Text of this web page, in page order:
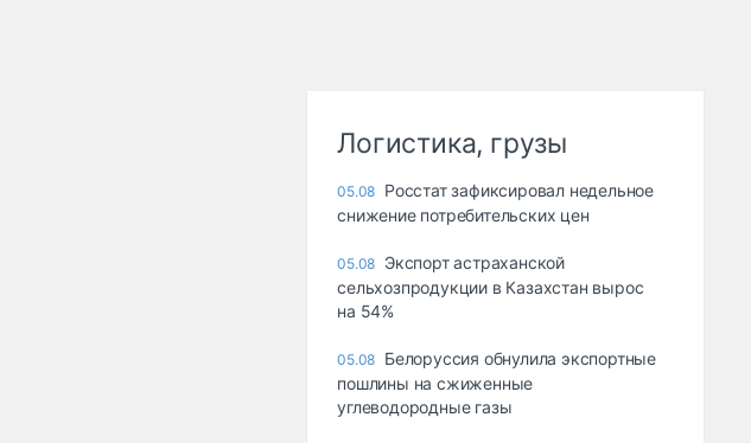
Логистика, грузы
05.08 Росстат зафиксировал недельное
снижение потребительских цен
05.08 Экспорт астраханской
сельхозпродукции в Казахстан вырос
на 54%
05.08 Белоруссия обнулила экспортные
пошлины на сжиженные
углеводородные газы